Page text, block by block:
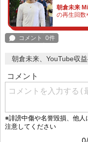
朝倉未来
の再生回数
朝倉未来、YouTube収